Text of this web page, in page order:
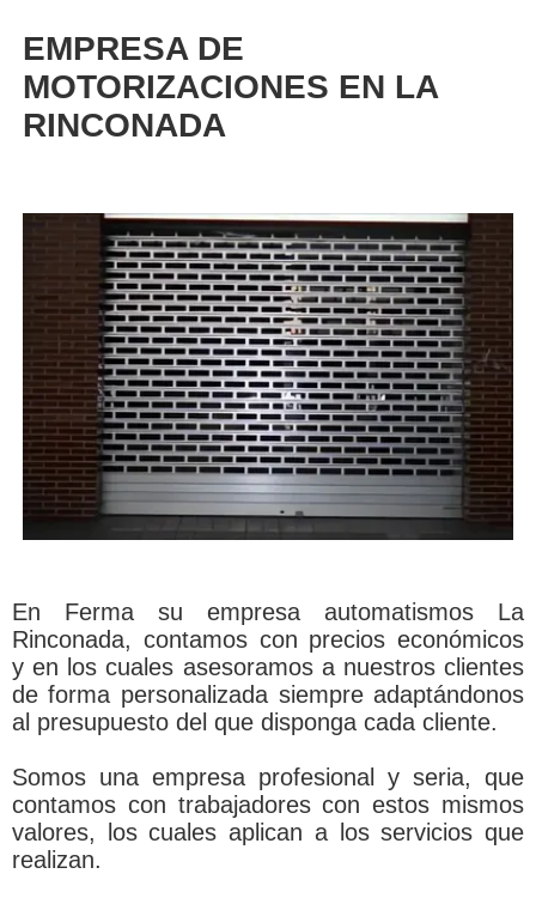
EMPRESA DE
MOTORIZACIONES EN LA
RINCONADA
En Ferma su empresa automatismos La
Rinconada, contamos con precios económicos
y en los cuales asesoramos a nuestros clientes
de forma personalizada siempre adaptándonos
al presupuesto del que disponga cada cliente.
Somos una empresa profesional y seria, que
contamos con trabajadores con estos mismos
valores, los cuales aplican a los servicios que
realizan.